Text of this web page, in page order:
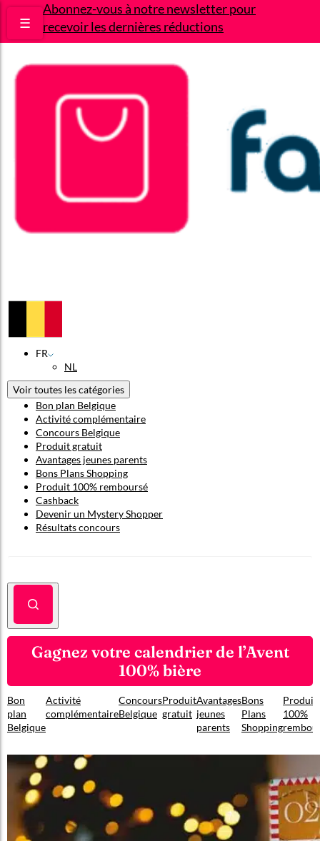
Abonnez-vous à notre newsletter pour
recevoir les dernières réductions
☰
FR
NL
Voir toutes les catégories
Bon plan Belgique
Activité complémentaire
Concours Belgique
Produit gratuit
Avantages jeunes parents
Bons Plans Shopping
Produit 100% remboursé
Cashback
Devenir un Mystery Shopper
Résultats concours
Gagnez votre calendrier de l’Avent
100% bière
Bon
plan
Belgique
Activité
complémentaire
Concours
Belgique
Produit
gratuit
Avantages
jeunes
parents
Bons
Plans
Shopping
Produit
100%